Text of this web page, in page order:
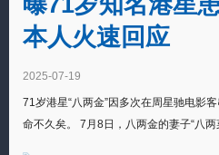
本人火速回应
2025-07-19
71岁港星“八两金”因多次在周星驰电影
命不久矣。 7月8日，八两金的妻子“八